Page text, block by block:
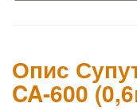
Опис
CA-600